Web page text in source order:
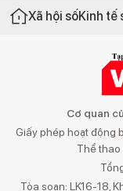
Xã hội sốKinh tế
Cơ quan
Giấy phép hoạt động
Thể thao
Tòa soạn: LK16-18,